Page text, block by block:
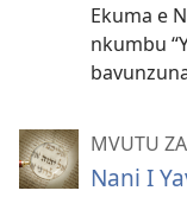
Ekuma e
nkumbu
MVUTU
Nani I